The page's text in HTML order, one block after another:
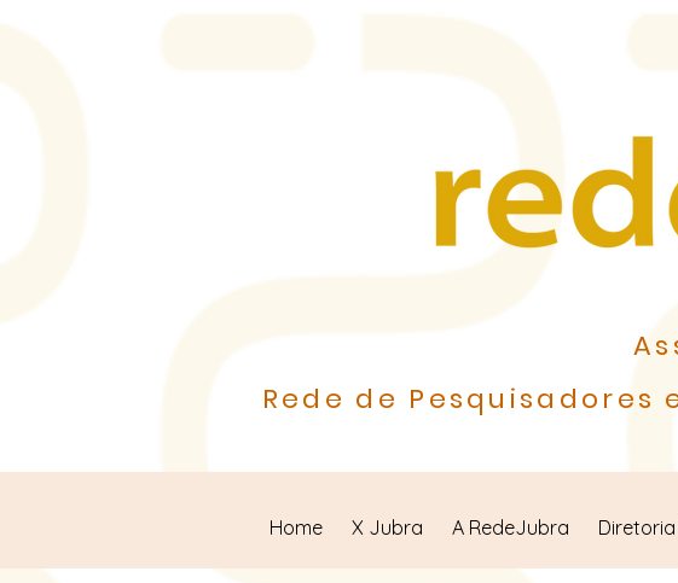
Rede de
Home X Jubra A RedeJubra